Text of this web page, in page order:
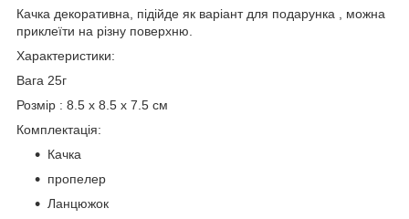
Качка декоративна, підійде як варіант для подарунка , можна
приклеїти на різну поверхню.
Характеристики:
Вага 25г
Розмір : 8.5 x 8.5 x 7.5 см
Комплектація:
Качка
пропелер
Ланцюжок